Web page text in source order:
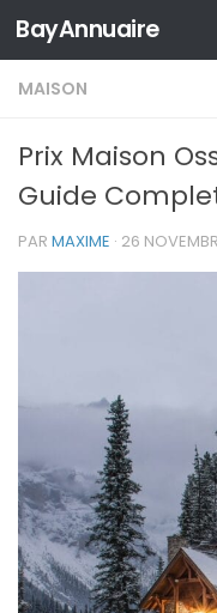
Skip to content
BayAnnuaire
MAISON
Prix Maison
Guide
PAR MAXIME · 26